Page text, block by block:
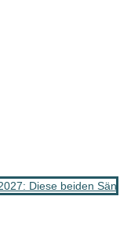
Diese beiden